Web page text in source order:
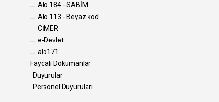
Alo 184 - SABİM
Alo 113 - Beyaz kod
CİMER
e-Devlet
alo171
Faydalı Dökümanlar
Duyurular
Personel Duyuruları